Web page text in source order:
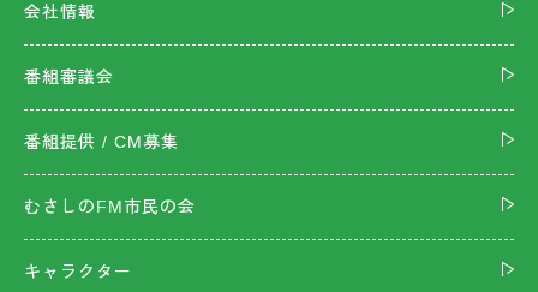
会社情報
番組審議会
番組提供 / CM募集
むさしのFM市民の会
キャラクター